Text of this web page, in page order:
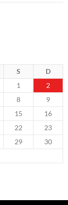
S
D
1
2
8
9
15
16
22
23
29
30